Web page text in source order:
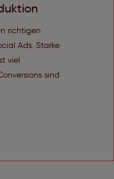
richtigen
Ads. Starke
viel
sind